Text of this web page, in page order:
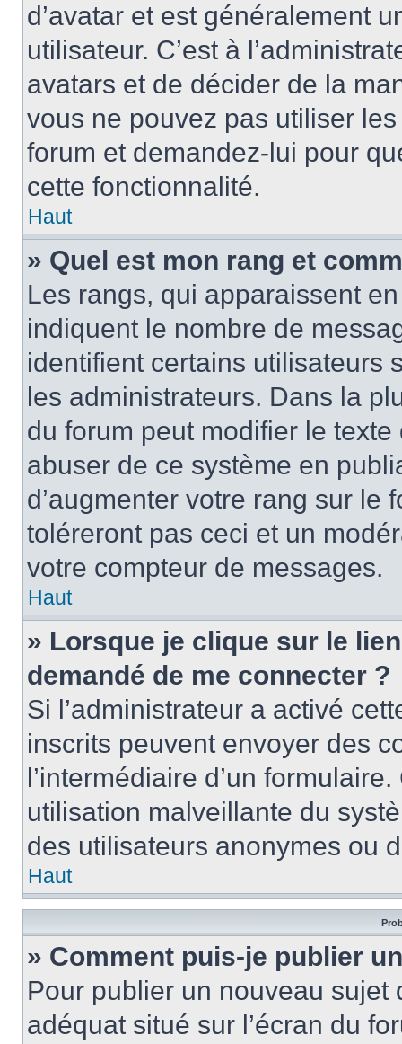
d’avatar et est généralement
utilisateur. C’est à
avatars et de décider de la
vous ne pouvez pas utiliser
forum et demandez-lui pour
cette fonctionnalité.
Haut
» Quel est mon rang et
Les rangs, qui apparaissent
indiquent le nombre de
identifient certains utilisateurs
les administrateurs. Dans la
du forum peut modifier le
abuser de ce système en
d’augmenter votre rang sur le
toléreront pas ceci et un
votre compteur de messages.
Haut
» Lorsque je clique sur le
demandé de me connecter ?
Si l’administrateur a activé
inscrits peuvent envoyer des
l’intermédiaire d’un
utilisation malveillante du
des utilisateurs anonymes ou
Haut
» Comment puis-je publier
Pour publier un nouveau
adéquat situé sur l’écran du